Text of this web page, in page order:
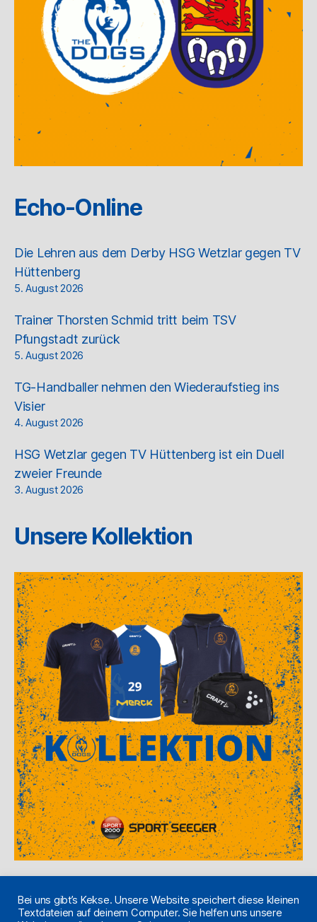
Echo-Online
Die Lehren aus dem Derby HSG Wetzlar gegen TV
Hüttenberg
5. August 2026
Trainer Thorsten Schmid tritt beim TSV
Pfungstadt zurück
5. August 2026
TG-Handballer nehmen den Wiederaufstieg ins
Visier
4. August 2026
HSG Wetzlar gegen TV Hüttenberg ist ein Duell
zweier Freunde
3. August 2026
Unsere Kollektion
Bei uns gibt’s Kekse. Unsere Website speichert diese kleinen
Textdateien auf deinem Computer. Sie helfen uns unsere